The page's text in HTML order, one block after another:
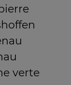
verte